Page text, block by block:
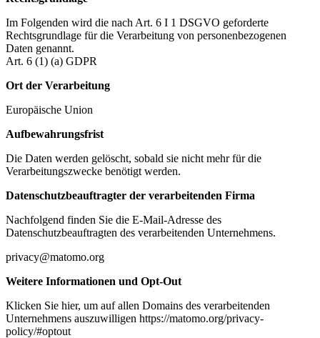
Im Folgenden wird die nach Art. 6 I 1 DSGVO geforderte
Rechtsgrundlage für die Verarbeitung von personenbezogenen
Daten genannt.
Art. 6 (1) (a) GDPR
Ort der Verarbeitung
Europäische Union
Aufbewahrungsfrist
Die Daten werden gelöscht, sobald sie nicht mehr für die
Verarbeitungszwecke benötigt werden.
Datenschutzbeauftragter der verarbeitenden Firma
Nachfolgend finden Sie die E-Mail-Adresse des
Datenschutzbeauftragten des verarbeitenden Unternehmens.
privacy@matomo.org
Weitere Informationen und Opt-Out
Klicken Sie hier, um auf allen Domains des verarbeitenden
Unternehmens auszuwilligen https://matomo.org/privacy-
policy/#optout